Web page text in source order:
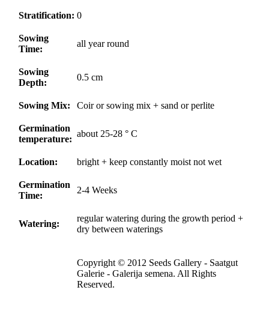
Stratification: 0
Sowing
Time:
all year round
Sowing
Depth:
0.5 cm
Sowing Mix: Coir or sowing mix + sand or perlite
Germination
temperature:
about 25-28 ° C
Location: bright + keep constantly moist not wet
Germination
Time:
2-4 Weeks
Watering:
regular watering during the growth period +
dry between waterings
Copyright © 2012 Seeds Gallery - Saatgut
Galerie - Galerija semena. All Rights
Reserved.